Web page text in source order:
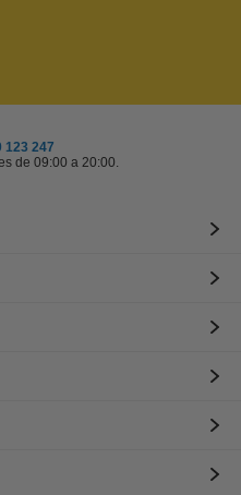
123 247
de 09:00 a 20:00.